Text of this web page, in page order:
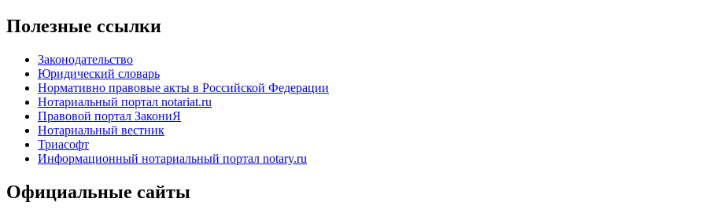
Полезные ссылки
Законодательство
Юридический словарь
Нормативно правовые акты в Российской Федерации
Нотариальный портал notariat.ru
Правовой портал ЗакониЯ
Нотариальный вестник
Триасофт
Информационный нотариальный портал notary.ru
Официальные сайты